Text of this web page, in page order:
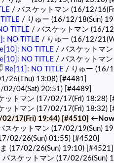
/ バスケットマン (16/12/
/ りゅー (16/12/18(Sun)
TITLE / バスケットマン (16/
NO TITLE / りゅー (16/12/
NO TITLE / バスケットマ
NO TITLE / バスケットマ
Re[11]: NO TITLE / りゅー (16/
26(Thu) 13:08) [#4481]
02/04(Sat) 20:51) [#4489]
ットマン (17/02/17(Fri) 18:28)
ットマン (17/02/17(Fri) 18:32)
17(Fri) 19:44) [#4510] ←Now
スケットマン (17/02/19(Sun)
02/26(Sun) 01:55) [#4520]
(17/02/26(Sun) 19:10) [#4521]
バスケットマン (17/02/26(Sun)